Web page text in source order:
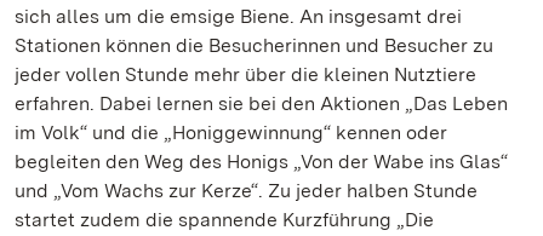
sich alles um die emsige Biene. An insgesamt drei
Stationen können die Besucherinnen und Besucher zu
jeder vollen Stunde mehr über die kleinen Nutztiere
erfahren. Dabei lernen sie bei den Aktionen „Das Leben
im Volk“ und die „Honiggewinnung“ kennen oder
begleiten den Weg des Honigs „Von der Wabe ins Glas“
und „Vom Wachs zur Kerze“. Zu jeder halben Stunde
startet zudem die spannende Kurzführung „Die